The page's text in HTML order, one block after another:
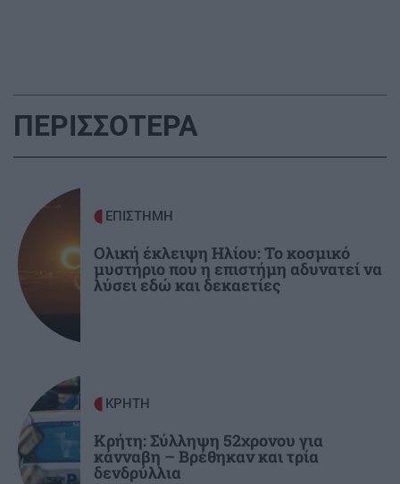
Κρήτη: Συνελήφθη 32χρονος για πέντε κλοπές
από επιχειρήσεις – Βρέθηκαν κλοπιμαία
Κλιμάκωση στην Ερυθρά Θάλασσα: Πύραυλοι
των Χούθι χτύπησαν πετρελαϊκές
εγκαταστάσεις στην Τζιζάν
ΕΛΛΑΔΑ
Σκύλος ή Γάτα: Ποιο κατοικίδιο «συμφέρει»
περισσότερο την τσέπη σου το 2026;
ΚΡΗΤΗ
Σε πύρινο συναγερμό η χώρα - Στο «κόκκινο» ο
κίνδυνος πυρκαγιάς στην Κρήτη με ριπές
ανέμων έως 110 χλμ./ώρα
ΠΕΡΙΣΣΟΤΕΡΑ
ΕΠΙΣΤΗΜΗ
Ολική έκλειψη Ηλίου: Το κοσμικό
μυστήριο που η επιστήμη αδυνατεί να
λύσει εδώ και δεκαετίες
ΚΡΗΤΗ
Κρήτη: Σύλληψη 52χρονου για
κάνναβη – Βρέθηκαν και τρία
δενδρύλλια